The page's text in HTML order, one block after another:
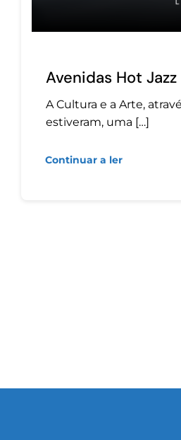
Avenidas Hot Jazz
A Cultura e a Arte,
estiveram, uma […]
Continuar a ler